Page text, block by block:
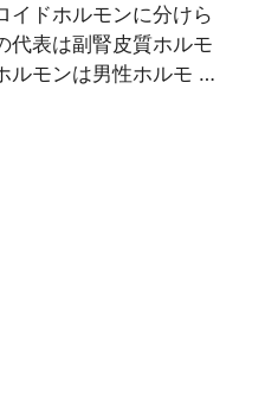
イドホルモンに分けら
代表は副腎皮質ホルモ
ルモンは男性ホルモ …